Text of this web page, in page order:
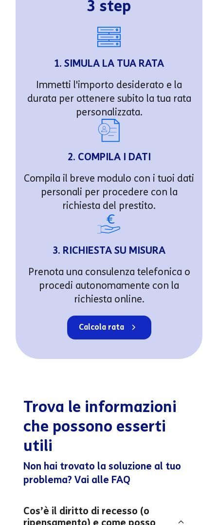
3 step
1. SIMULA LA TUA RATA
Immetti l'importo desiderato e la
durata per ottenere subito la tua rata
personalizzata.
2. COMPILA I DATI
Compila il breve modulo con i tuoi dati
personali per procedere con la
richiesta del prestito.
3. RICHIESTA SU MISURA
Prenota una consulenza telefonica o
procedi autonomamente con la
richiesta online.
Calcola rata
Trova le informazioni
che possono esserti
utili
Non hai trovato la soluzione al tuo
problema? Vai alle FAQ
Cos’è il diritto di recesso (o
ripensamento) e come posso